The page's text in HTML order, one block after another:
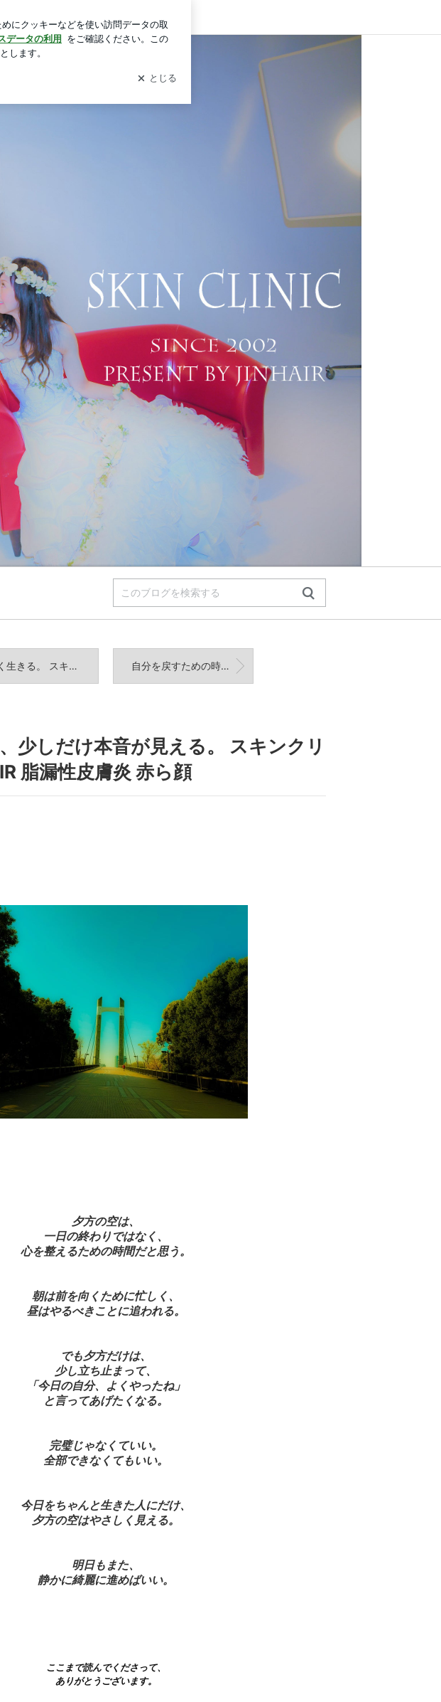
ックJINHAIR全国対応オンライン治療脂漏性皮膚炎 お肌の痒み 耳切れ 肌の赤み 耳
ログイン
ンクリニックJINHAIR 脂漏性皮膚炎 赤ら顔 フケ症 自分を戻すための時間。 スキンクリニックJINHAIR 脂漏性皮膚炎 赤ら顔 フケ症
少しだけ本音が見える。 スキンクリ
脂漏性皮膚炎 赤ら顔
夕方の空は、
一日の終わりではなく、
心を整えるための時間だと思う。
朝は前を向くために忙しく、
昼はやるべきことに追われる。
でも夕方だけは、
少し立ち止まって、
「今日の自分、よくやったね」
と言ってあげたくなる。
完璧じゃなくていい。
全部できなくてもいい。
今日をちゃんと生きた人にだけ、
夕方の空はやさしく見える。
明日もまた、
静かに綺麗に進めばいい。
ここまで読んでくださって、
ありがとうございます。